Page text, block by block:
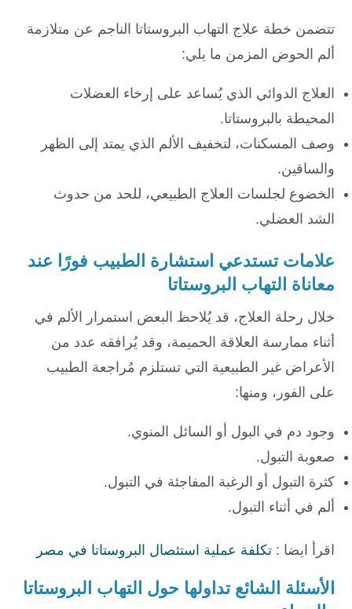
تتضمن خطة علاج التهاب البروستاتا الناجم عن متلازمة
ألم الحوض المزمن ما يلي:
العلاج الدوائي الذي يُساعد على إرخاء العضلات
المحيطة بالبروستاتا.
وصف المسكنات، لتخفيف الألم الذي يمتد إلى الظهر
والساقين.
الخضوع لجلسات العلاج الطبيعي، للحد من حدوث
الشد العضلي.
علامات تستدعي استشارة الطبيب فورًا عند
معاناة التهاب البروستاتا
خلال رحلة العلاج، قد يُلاحظ البعض استمرار الألم في
أثناء ممارسة العلاقة الحميمة، وقد يُرافقه عدد من
الأعراض غير الطبيعية التي تستلزم مُراجعة الطبيب
على الفور، ومنها:
وجود دم في البول أو السائل المنوي.
صعوبة التبول.
كثرة التبول أو الرغبة المفاجئة في التبول.
ألم في أثناء التبول.
اقرأ ايضا :تكلفة عملية استئصال البروستاتا في مصر
الأسئلة الشائع تداولها حول التهاب البروستاتا